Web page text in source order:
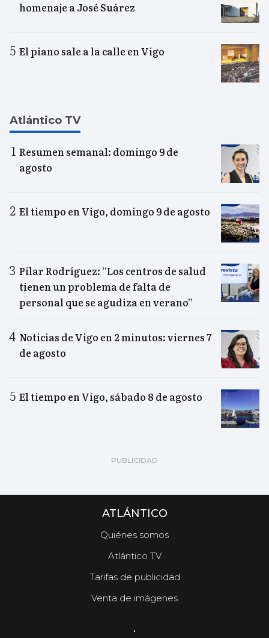
homenaje a José Suárez
El piano sale a la calle en Vigo
Atlántico TV
Resumen semanal: domingo 9 de
agosto
El tiempo en Vigo, domingo 9 de agosto
Pilar Rodríguez: “Los centros de salud
tienen un problema de falta de
personal que se agudiza en verano”
Noticias de Vigo en 2 minutos: viernes 7
de agosto
El tiempo en Vigo, sábado 8 de agosto
ATLÁNTICO
Quiénes somos
Atlántico TV
Tarifas de publicidad
Venta de imágenes
.